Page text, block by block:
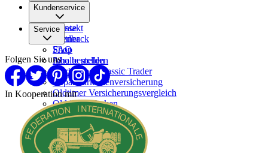
Über uns
Karriere
Presse
Partner
Kundenservice
Kontakt
Feedback
FAQ
Inhalte melden
Service
Shop
Abo bestellen
Werben bei Classic Trader
Reparaturkostenversicherung
Oldtimer Versicherungsvergleich
Oldtimer Marken
Oldtimer verkaufen
Oldtimer Händler
Oldtimer Garagen
Folgen Sie uns
In Kooperation mit